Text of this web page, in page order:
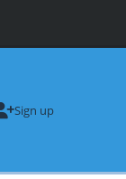
Sign up